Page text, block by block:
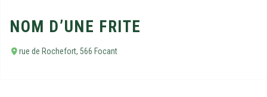
NOM D’UNE FRITE
rue de Rochefort, 566 Focant